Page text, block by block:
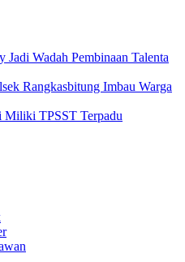
Wadah Pembinaan Talenta
Rangkasbitung Imbau Warga
Miliki TPSST Terpadu